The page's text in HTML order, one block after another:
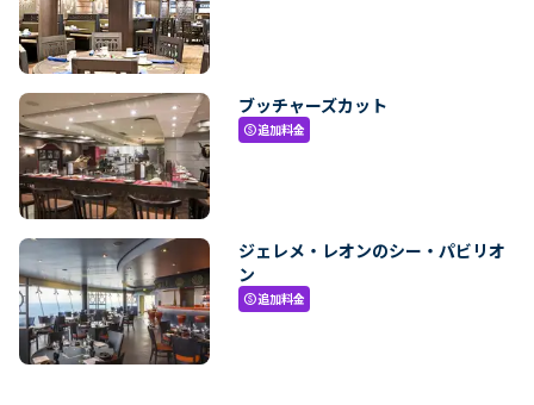
ブッチャーズカット
paid追加料金
ジェレメ・レオンのシー・パビリオ
ン
paid追加料金